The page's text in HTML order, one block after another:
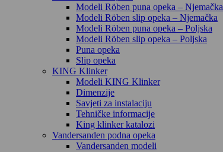
Modeli Röben puna opeka – Njemačka
Modeli Röben slip opeka – Njemačka
Modeli Röben puna opeka – Poljska
Modeli Röben slip opeka – Poljska
Puna opeka
Slip opeka
KING Klinker
Modeli KING Klinker
Dimenzije
Savjeti za instalaciju
Tehničke informacije
King klinker katalozi
Vandersanden podna opeka
Vandersanden modeli